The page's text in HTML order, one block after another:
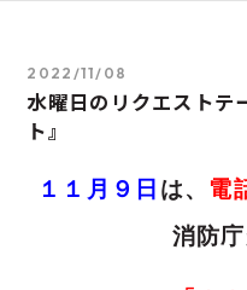
2022/11/08
水曜日のリクエストテ
ト』
１１月９日 は、 電
消防